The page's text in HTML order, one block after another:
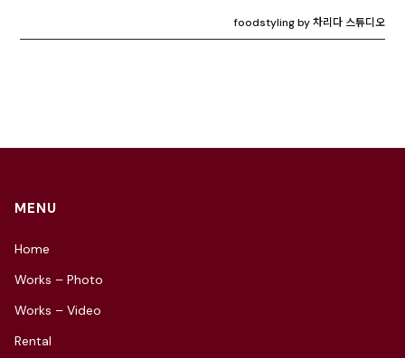
foodstyling by 차리다 스튜디오
MENU
Home
Works – Photo
Works – Video
Rental